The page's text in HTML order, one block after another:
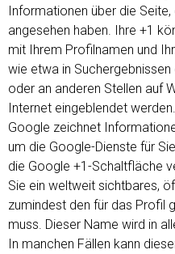
Informationen über die
angesehen haben. Ihre +1
mit Ihrem Profilnamen und
wie etwa in
oder an anderen Stellen auf
Internet eingeblendet werden.
Google zeichnet
um die Google-Dienste für
die Google +1-Schaltfläche
Sie ein weltweit sichtbares,
zumindest den für das Profil
muss. Dieser Name wird in
In manchen Fällen kann